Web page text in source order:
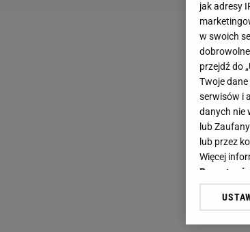
jak adresy
w swoich
przejdź do
Twoje
serwisów i
danych nie
lub
lub przez
Więcej
Klikając